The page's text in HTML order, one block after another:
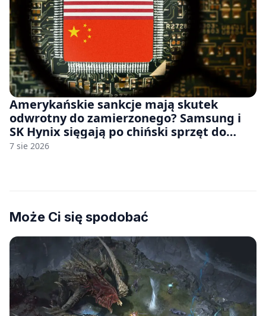
Amerykańskie sankcje mają skutek
odwrotny do zamierzonego? Samsung i
SK Hynix sięgają po chiński sprzęt do
fabryk chipów
7 sie 2026
Może Ci się spodobać